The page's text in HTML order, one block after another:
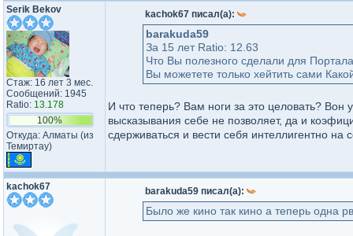
Serik Bekov
Стаж: 16 лет 3 мес.
Сообщений: 1945
Ratio: 13.178
100%
Откуда: Алматы (из
Темиртау)
kachok67 писал(а):
barakuda59
За 15 лет Ratio: 12.63
Что Вы полезного сделали для
Вы можетете только хейтить сами
И что теперь? Вам ноги за это целовать?
высказывания себе не позволяет, да и
сдерживаться и вести себя интеллигентно на
kachok67 barakuda59 писал(а):
Было же кино так кино а теперь одна